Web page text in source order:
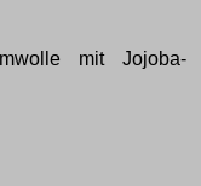
mit Jojoba-